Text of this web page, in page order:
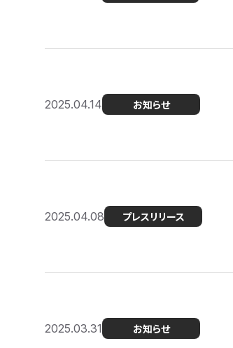
2025.04.14 お知らせ
2025.04.08 プレスリリース
2025.03.31 お知らせ